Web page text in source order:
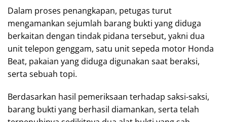
Dalam proses penangkapan, petugas turut
mengamankan sejumlah barang bukti yang diduga
berkaitan dengan tindak pidana tersebut, yakni dua
unit telepon genggam, satu unit sepeda motor Honda
Beat, pakaian yang diduga digunakan saat beraksi,
serta sebuah topi.
Berdasarkan hasil pemeriksaan terhadap saksi-saksi,
barang bukti yang berhasil diamankan, serta telah